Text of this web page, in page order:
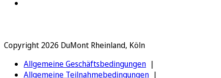
Copyright 2026 DuMont Rheinland, Köln
Allgemeine Geschäftsbedingungen
Allgemeine Teilnahmebedingungen